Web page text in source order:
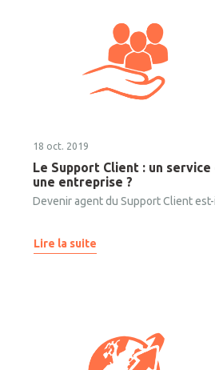
18 oct. 2019
Le Support Client : un
une entreprise ?
Devenir agent du Support Client est-
Lire la suite